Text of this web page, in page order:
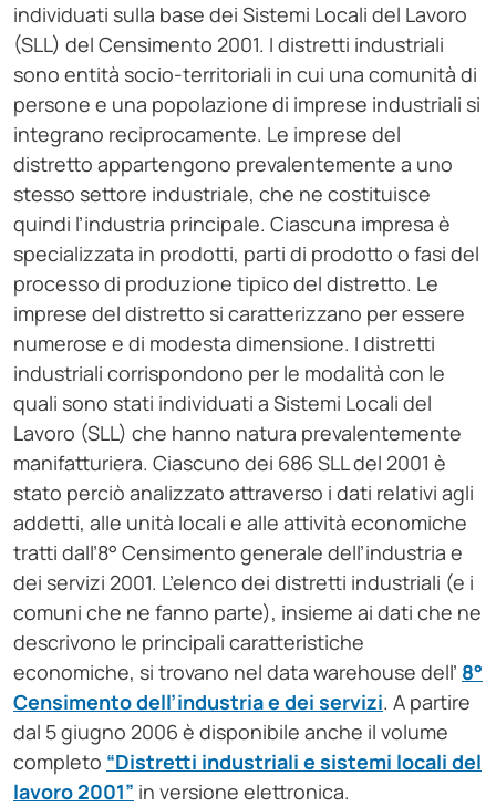
individuati sulla base dei Sistemi Locali del Lavoro
(SLL) del Censimento 2001. I distretti industriali
sono entità socio-territoriali in cui una comunità di
persone e una popolazione di imprese industriali si
integrano reciprocamente. Le imprese del
distretto appartengono prevalentemente a uno
stesso settore industriale, che ne costituisce
quindi l’industria principale. Ciascuna impresa è
specializzata in prodotti, parti di prodotto o fasi del
processo di produzione tipico del distretto. Le
imprese del distretto si caratterizzano per essere
numerose e di modesta dimensione. I distretti
industriali corrispondono per le modalità con le
quali sono stati individuati a Sistemi Locali del
Lavoro (SLL) che hanno natura prevalentemente
manifatturiera. Ciascuno dei 686 SLL del 2001 è
stato perciò analizzato attraverso i dati relativi agli
addetti, alle unità locali e alle attività economiche
tratti dall’8° Censimento generale dell’industria e
dei servizi 2001. L’elenco dei distretti industriali (e i
comuni che ne fanno parte), insieme ai dati che ne
descrivono le principali caratteristiche
economiche, si trovano nel data warehouse dell’ 8°
Censimento dell’industria e dei servizi. A partire
dal 5 giugno 2006 è disponibile anche il volume
completo “Distretti industriali e sistemi locali del
lavoro 2001” in versione elettronica.